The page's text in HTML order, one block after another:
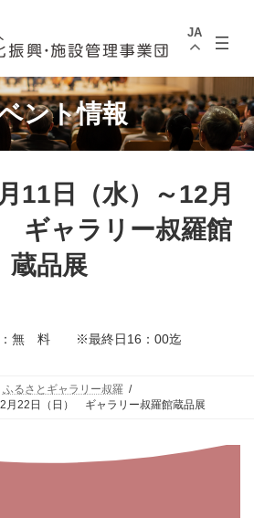
JA
ント情報
11日（水）～12月
ギャラリー叔羅館
蔵品展
無 料 ※最終日16：00迄
ふるさとギャラリー叔羅
月22日（日） ギャラリー叔羅館蔵品展